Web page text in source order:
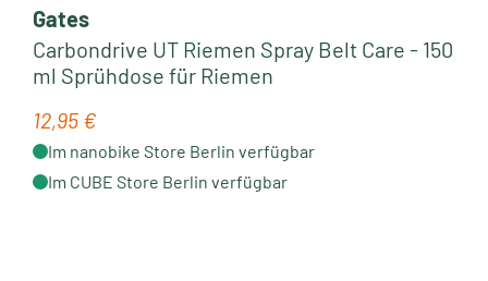
Gates
Carbondrive UT Riemen Spray Belt Care - 150
ml Sprühdose für Riemen
Regulärer Preis:
12,95 €
Im nanobike Store Berlin verfügbar
Im CUBE Store Berlin verfügbar